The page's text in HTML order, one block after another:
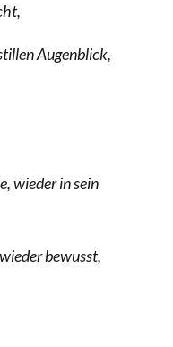
Augenblick,
wieder in sein
bewusst,